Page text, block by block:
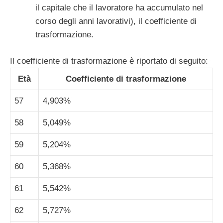
il capitale che il lavoratore ha accumulato nel
corso degli anni lavorativi), il coefficiente di
trasformazione.
Il coefficiente di trasformazione è riportato di seguito:
Età
Coefficiente di trasformazione
57 4,903%
58 5,049%
59 5,204%
60 5,368%
61 5,542%
62 5,727%